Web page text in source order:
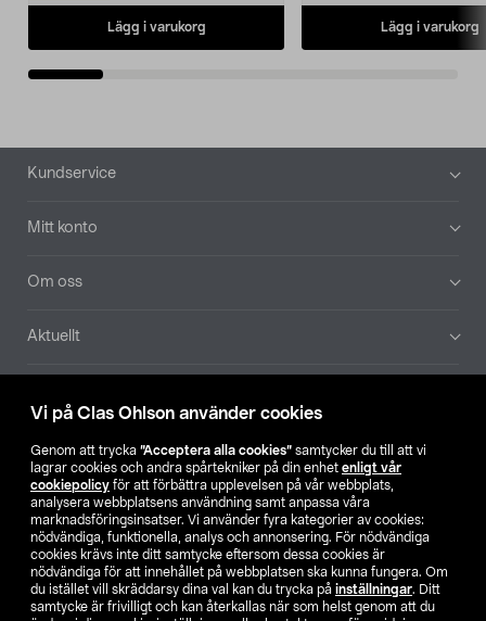
Vi på Clas Ohlson använder cookies
Genom att trycka ”Acceptera alla cookies” samtycker du till att vi
lagrar cookies och andra spårtekniker på din enhet enligt vår
cookiepolicy för att förbättra upplevelsen på vår webbplats,
analysera webbplatsens användning samt anpassa våra
marknadsföringsinsatser. Vi använder fyra kategorier av cookies:
nödvändiga, funktionella, analys och annonsering. För nödvändiga
cookies krävs inte ditt samtycke eftersom dessa cookies är
nödvändiga för att innehållet på webbplatsen ska kunna fungera. Om
du istället vill skräddarsy dina val kan du trycka på inställningar. Ditt
samtycke är frivilligt och kan återkallas när som helst genom att du
Lägg i varukorg Lägg i varukorg
Sidfot
Kundservice
Mitt konto
Om oss
Aktuellt
Hitta butik
SE NO FI